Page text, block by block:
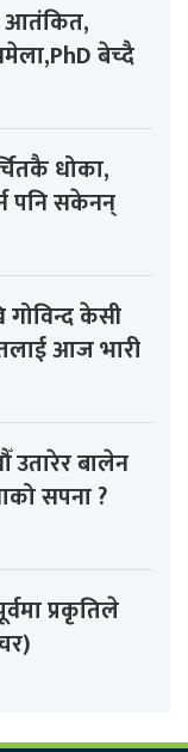
आतंकित,
बेच्दै
धोका,
पनि सकेनन्
केसी
आज भारी
उतारेर बालेन
सपना ?
प्रकृतिले